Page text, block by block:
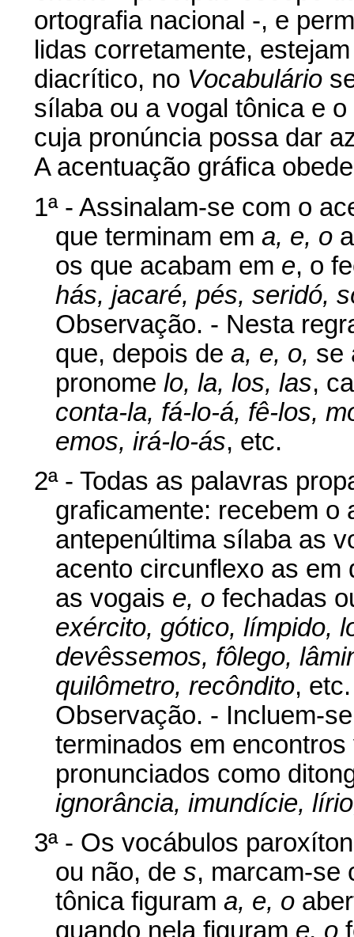
ortografia nacional -, e
lidas corretamente,
diacrítico, no Vocabulário
sílaba ou a vogal tônica e
cuja pronúncia possa dar
A acentuação gráfica
1ª - Assinalam-se com o
que terminam em a, e, o
os que acabam em e, o
hás, jacaré, pés, seridó,
Observação. - Nesta
que, depois de a, e, o, se
pronome lo, la, los, las,
conta-la, fá-lo-á, fê-los,
emos, irá-lo-ás, etc.
2ª - Todas as palavras
graficamente: recebem o
antepenúltima sílaba as
acento circunflexo as em
as vogais e, o fechadas
exército, gótico, límpido,
devêssemos, fôlego,
quilômetro, recôndito, etc.
Observação. - Incluem-
terminados em
pronunciados como
ignorância, imundície,
3ª - Os vocábulos
ou não, de s, marcam-se
tônica figuram a, e, o
quando nela figuram e, o